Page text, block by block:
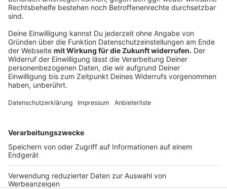
gibt es im Moment über 40 Sanierungsprojekte, die
häufig bei bestimmten Vorhaben: Es fehlen
Fachkräfte, um diese Bauprojekte zu realisieren.
Autoren: Joachim Schultheis & José Narciandi
Anzeige
Anzeige